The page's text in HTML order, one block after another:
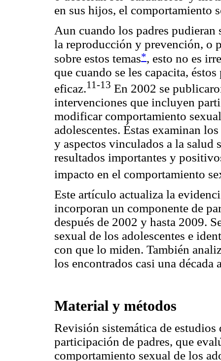
en sus hijos, el comportamiento
Aun cuando los padres
la reproducción y prevención, o
sobre estos temas*, esto no es
que cuando se les capacita,
eficaz.11-13 En 2002 se
intervenciones que incluyen
modificar comportamiento
adolescentes. Éstas examinan
y aspectos vinculados a la salud
resultados importantes y
impacto en el comportamiento
Este artículo actualiza la
incorporan un componente de
después de 2002 y hasta 2009.
sexual de los adolescentes e
con que lo miden. También
los encontrados casi una década
Material y métodos
Revisión sistemática de
participación de padres, que
comportamiento sexual de los